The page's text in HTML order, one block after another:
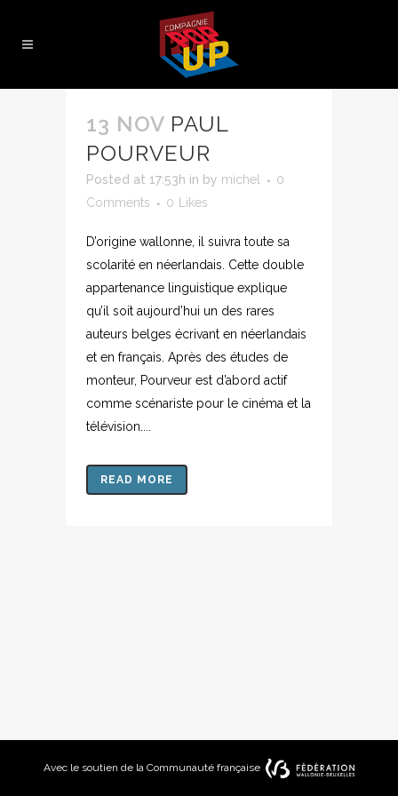
13 NOV PAUL
POURVEUR
Posted at 17:53h in by michel
0
Comments
0 Likes
D’origine wallonne, il suivra toute sa
scolarité en néerlandais. Cette double
appartenance linguistique explique
qu’il soit aujourd’hui un des rares
auteurs belges écrivant en néerlandais
et en français. Après des études de
monteur, Pourveur est d’abord actif
comme scénariste pour le cinéma et la
télévision....
READ MORE
Avec le sou­tien de la Com­mu­nau­té fran­çaise